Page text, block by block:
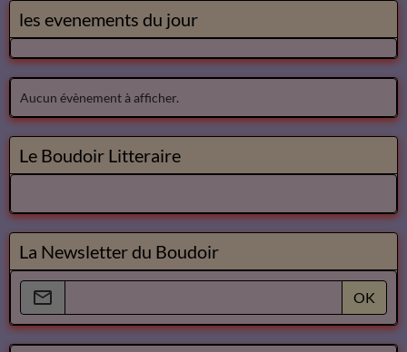
les evenements du jour
Aucun évènement à afficher.
Le Boudoir Litteraire
La Newsletter du Boudoir
OK